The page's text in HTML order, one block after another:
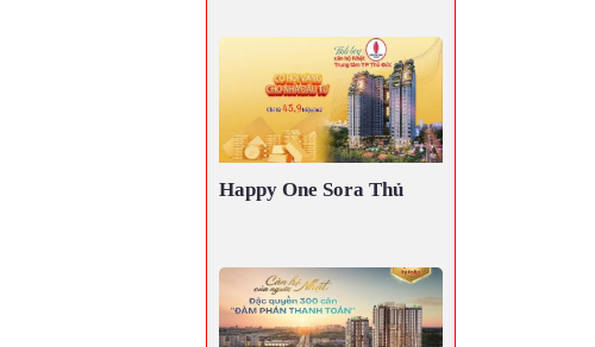
Happy One Sora Thủ